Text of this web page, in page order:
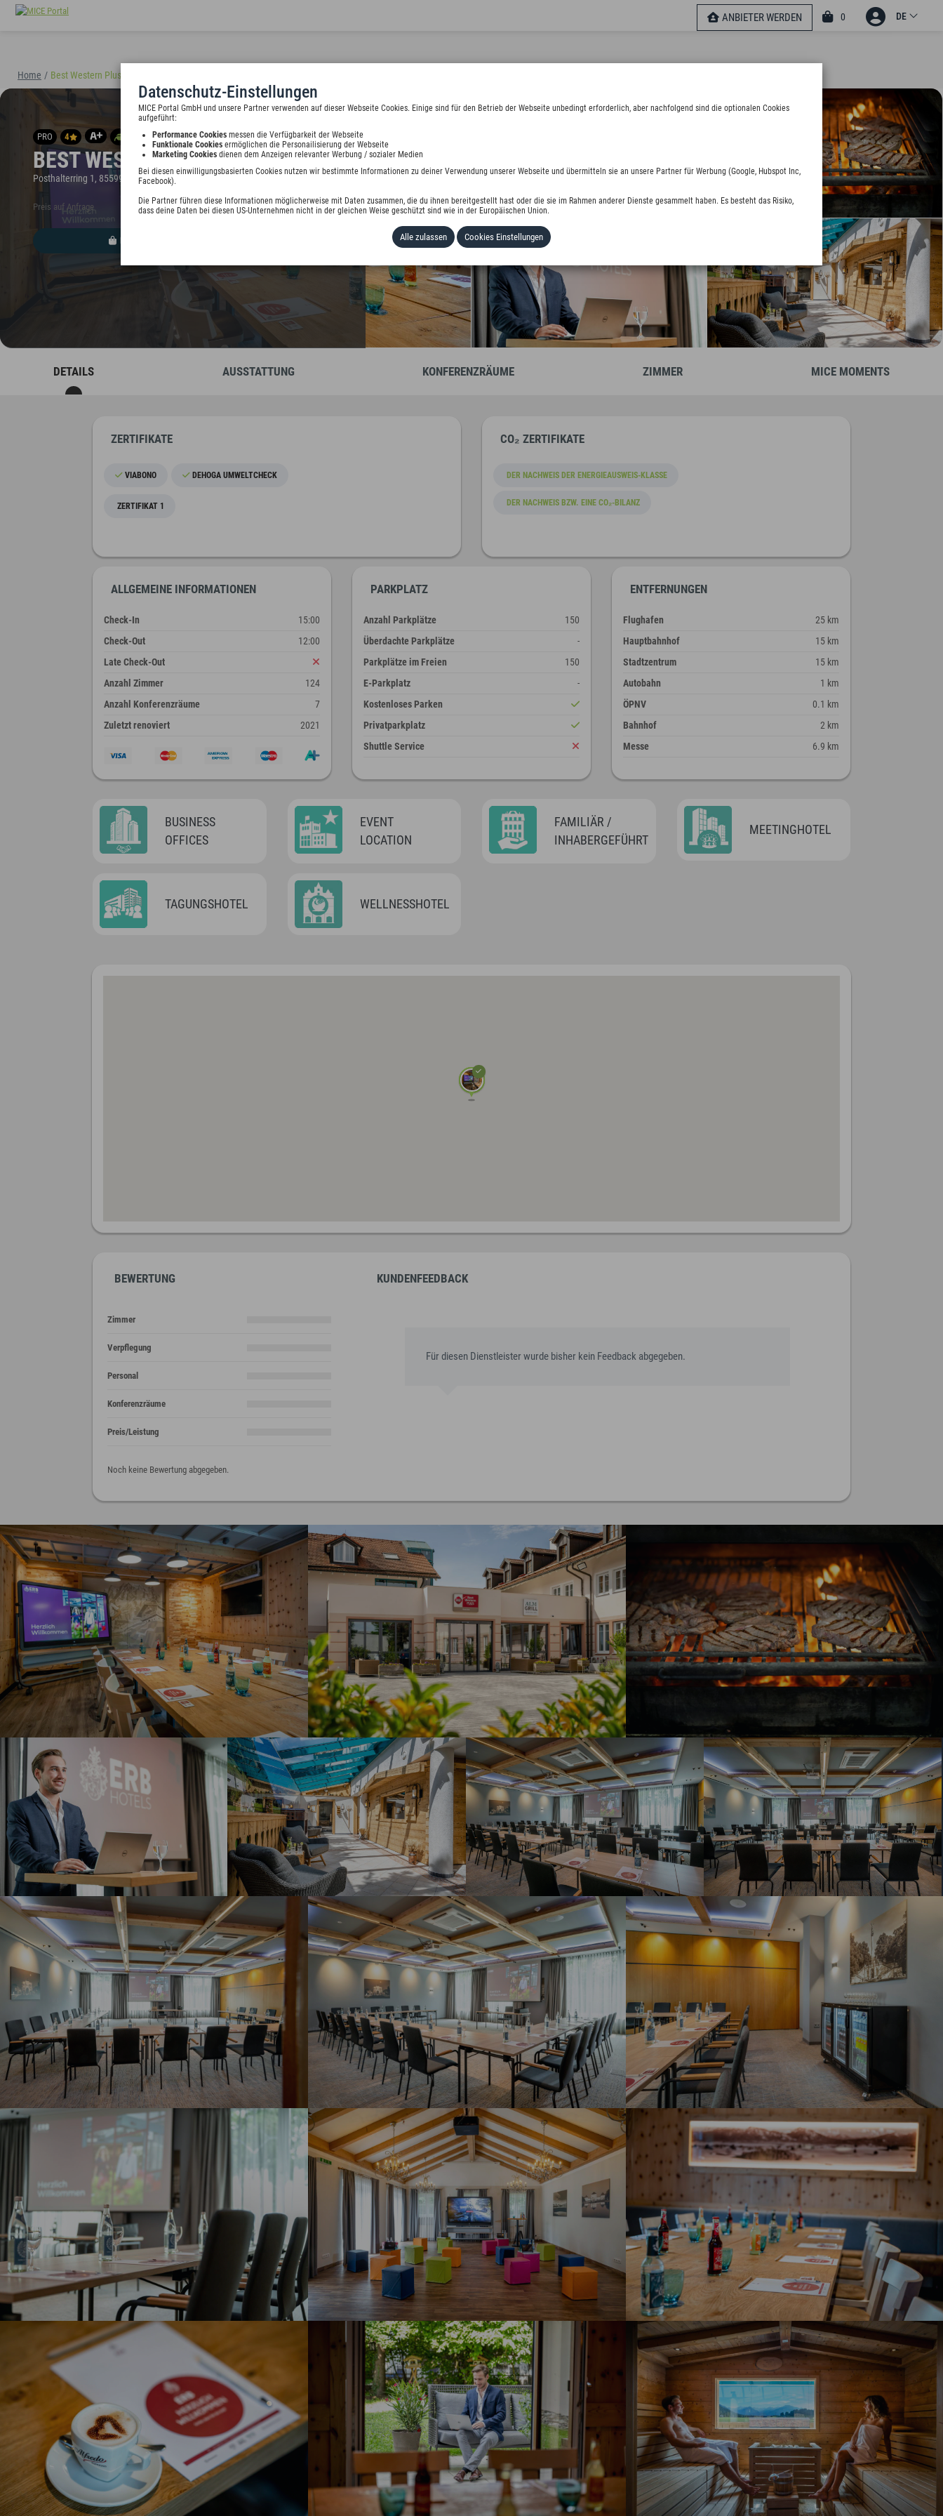
Datenschutz-Einstellungen
MICE Portal GmbH und unsere Partner verwenden auf dieser Webseite Cookies. Einige sind für den Betrieb der Webseite unbedingt erforderlich, aber nachfolgend sind die optionalen Cookies
aufgeführt:
Performance Cookies messen die Verfügbarkeit der Webseite
Funktionale Cookies ermöglichen die Personailisierung der Webseite
Marketing Cookies dienen dem Anzeigen relevanter Werbung / sozialer Medien
Bei diesen einwilligungsbasierten Cookies nutzen wir bestimmte Informationen zu deiner Verwendung unserer Webseite und übermitteln sie an unsere Partner für Werbung (Google, Hubspot Inc,
Facebook).
Die Partner führen diese Informationen möglicherweise mit Daten zusammen, die du ihnen bereitgestellt hast oder die sie im Rahmen anderer Dienste gesammelt haben. Es besteht das Risiko,
dass deine Daten bei diesen US-Unternehmen nicht in der gleichen Weise geschützt sind wie in der Europäischen Union.
Alle zulassen Cookies Einstellungen
ANBIETER WERDEN 0 DE
Home / Best Western Plus Hotel Erb
PRO 4
BEST WESTERN PLUS HOTEL ERB
Posthalterring 1, 85599 München-Parsdorf, Deutschland
Preis auf Anfrage
HINZUFÜGEN
DETAILS AUSSTATTUNG KONFERENZRÄUME ZIMMER MICE MOMENTS
ZERTIFIKATE
VIABONO DEHOGA UMWELTCHECK
ZERTIFIKAT 1
CO₂ ZERTIFIKATE
DER NACHWEIS DER ENERGIEAUSWEIS-KLASSE
DER NACHWEIS BZW. EINE CO₂-BILANZ
ALLGEMEINE INFORMATIONEN
Check-In
15:00
Check-Out
12:00
Late Check-Out
Anzahl Zimmer
124
Anzahl Konferenzräume
7
Zuletzt renoviert
2021
PARKPLATZ
Anzahl Parkplätze
150
Überdachte Parkplätze
-
Parkplätze im Freien
150
E-Parkplatz
-
Kostenloses Parken
Privatparkplatz
Shuttle Service
ENTFERNUNGEN
Flughafen
25 km
Hauptbahnhof
15 km
Stadtzentrum
15 km
Autobahn
1 km
ÖPNV
0.1 km
Bahnhof
2 km
Messe
6.9 km
BUSINESS
OFFICES
EVENT
LOCATION
FAMILIÄR /
INHABERGEFÜHRT
MEETINGHOTEL
TAGUNGSHOTEL WELLNESSHOTEL
BEWERTUNG
Zimmer
Verpflegung
Personal
Konferenzräume
Preis/Leistung
Noch keine Bewertung abgegeben.
KUNDENFEEDBACK
Für diesen Dienstleister wurde bisher kein Feedback abgegeben.